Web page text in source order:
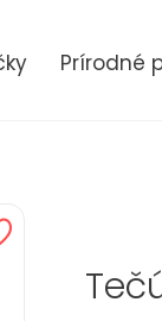
Prírodné